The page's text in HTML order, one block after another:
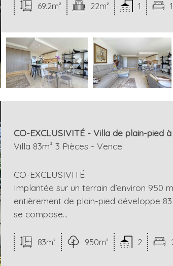
69.2m² 22m² 1 1
CO-EXCLUSIVITÉ - Villa de plain-pied
Villa 83m² 3 Pièces - Vence
CO-EXCLUSIVITÉ
Implantée sur un terrain d’environ 950
entièrement de plain-pied développe
se compose...
83m² 950m² 2